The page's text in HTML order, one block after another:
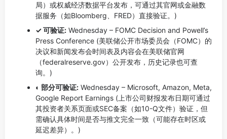
局）或权威经济数据平台发布，可通过其官网或金融数
据服务（如Bloomberg、FRED）直接验证。)
✓ 可验证: Wednesday – FOMC Decision and Powell’s
Press Conference (美联储公开市场委员会（FOMC）的
决议和新闻发布会时间表及内容会在美联储官网
（federalreserve.gov）公开发布，历史记录也可查
询。)
◐ 部分可验证: Wednesday – Microsoft, Amazon, Meta,
Google Report Earnings (上市公司财报发布日期可通过
其投资者关系页面或SEC备案（如10-Q文件）验证，但
需确认具体时间是否与推文完全一致（可能存在时区或
延迟差异）。)